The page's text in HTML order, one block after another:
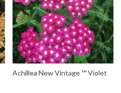
Achillea New Vintage ™ Violet